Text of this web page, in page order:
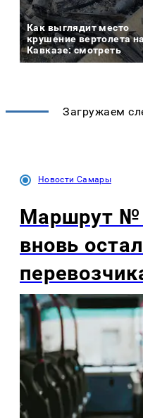
Как выглядит место
крушение вертолета
Кавказе: смотреть
Загружаем
Новости Самары
Маршрут №
вновь